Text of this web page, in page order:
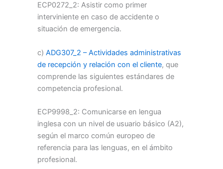
ECP0272_2: Asistir como primer
interviniente en caso de accidente o
situación de emergencia.
c) ADG307_2 – Actividades administrativas
de recepción y relación con el cliente, que
comprende las siguientes estándares de
competencia profesional.
ECP9998_2: Comunicarse en lengua
inglesa con un nivel de usuario básico (A2),
según el marco común europeo de
referencia para las lenguas, en el ámbito
profesional.